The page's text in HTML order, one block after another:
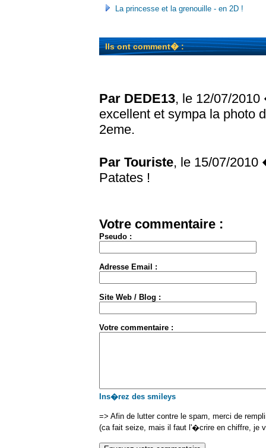
La princesse et la grenouille - en 2D !
Ils ont comment� :
Par DEDE13, le 12/07/
excellent et sympa la photo
2eme.
Par Touriste, le 15/07/
Patates !
Votre commentaire :
Pseudo :
Adresse Email :
Site Web / Blog :
Votre commentaire :
Ins�rez des smileys
=> Afin de lutter contre le spam, merci de
(ca fait seize, mais il faut l'�crire en chiffre, je